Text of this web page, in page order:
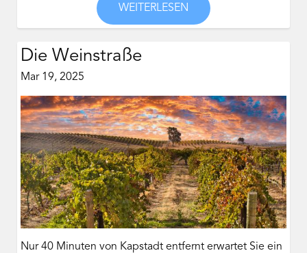
WEITERLESEN
Die Weinstraße
Mar 19, 2025
Nur 40 Minuten von Kapstadt entfernt erwartet Sie ein